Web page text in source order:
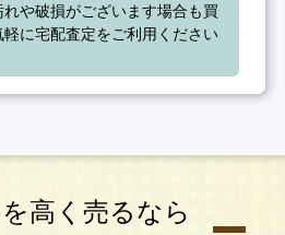
や破損がございます場合も買
に宅配査定をご利用ください
高く売るなら